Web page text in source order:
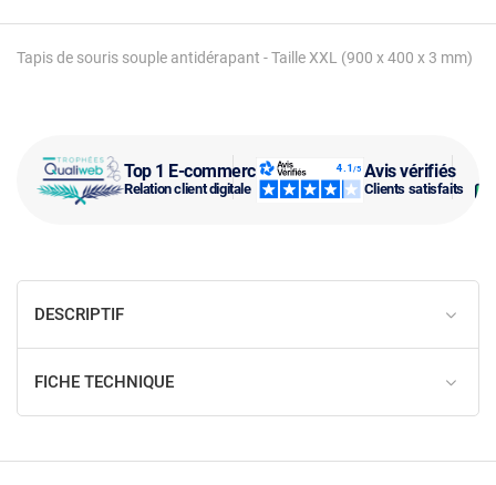
Top 1 E-commerce
Relation client digitale
Avis vérifiés
Clients satisfaits
Tapis de souris souple antidérapant - Taille XXL (900 x 400 x 3 mm)
DESCRIPTIF
FICHE TECHNIQUE